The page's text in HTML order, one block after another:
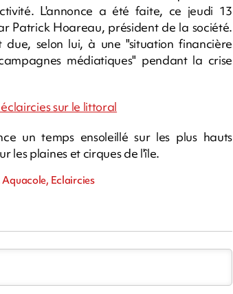
L'annonce a été faite, ce jeudi 13
Patrick Hoareau, président de la société.
selon lui, à une "situation financière
médiatiques" pendant la crise
sur le littoral
un temps ensoleillé sur les plus hauts
les plaines et cirques de l'île.
Eclaircies